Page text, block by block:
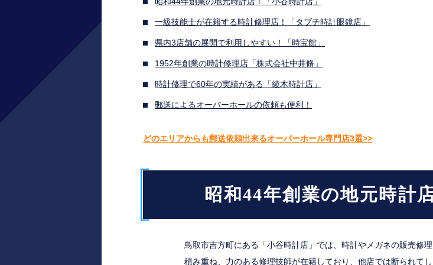
一級技能士が在籍する時計修理店！「タブチ時計眼鏡店」
県内3店舗の展開で利用しやすい！「時宝館」
1952年創業の時計修理店「株式会社中井脩」
時計修理で60年の実績がある「綾木時計店」
郵送によるオーバーホールの依頼も便利！
どのエリアからも郵送依頼出来るオーバーホール専門店3選>>
昭和44年創業の地元時計
鳥取市吉方町にある「小谷時計店」では、時計やメガネの販売修
積み重ね、力のある修理技師が在籍しており、他店では断られて